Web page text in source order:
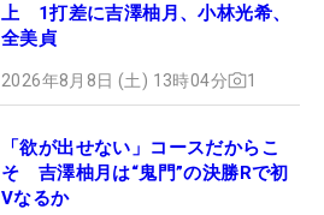
上 1打差に吉澤柚月、小林光希、
全美貞
2026年8月8日 (土) 13時04分 1
「欲が出せない」コースだからこ
そ 吉澤柚月は“鬼門”の決勝Rで初
Vなるか